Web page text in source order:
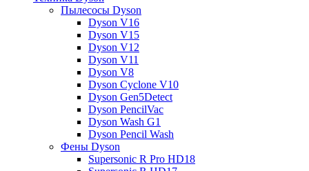
Пылесосы Dyson
Dyson V16
Dyson V15
Dyson V12
Dyson V11
Dyson V8
Dyson Cyclone V10
Dyson Gen5Detect
Dyson PencilVac
Dyson Wash G1
Dyson Pencil Wash
Фены Dyson
Supersonic R Pro HD18